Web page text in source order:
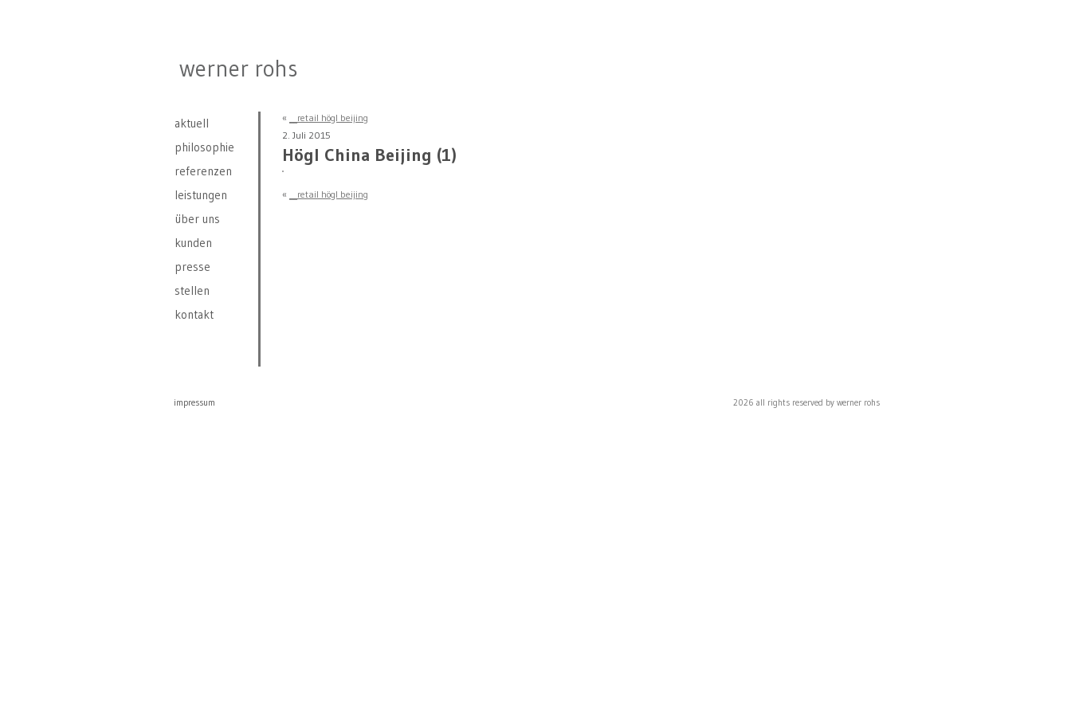
werner rohs
aktuell
philosophie
referenzen
leistungen
über uns
kunden
presse
stellen
kontakt
«
__retail högl beijing
2. Juli 2015
Högl China Beijing (1)
« __retail högl beijing
impressum 2026 all rights reserved by werner rohs